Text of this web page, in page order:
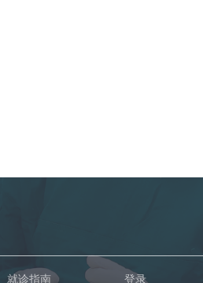
就诊指南 登录